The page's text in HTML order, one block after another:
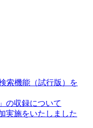
索機能（試行版）を
の収録について
実施をいたしました